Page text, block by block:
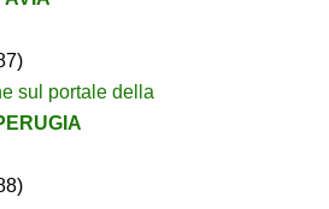
sul portale della